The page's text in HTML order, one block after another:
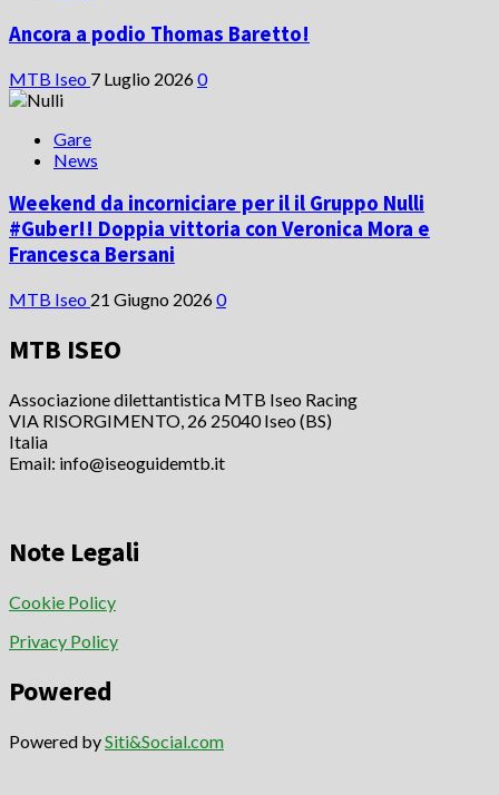
Ancora a podio Thomas Baretto!
MTB Iseo 7 Luglio 20260
Gare
News
Weekend da incorniciare per il il Gruppo Nulli
#Guber!! Doppia vittoria con Veronica Mora e
Francesca Bersani
MTB Iseo 21 Giugno 20260
MTB ISEO
Associazione dilettantistica MTB Iseo Racing
VIA RISORGIMENTO, 26 25040 Iseo (BS)
Italia
Email: info@iseoguidemtb.it
Note Legali
Cookie Policy
Privacy Policy
Powered
Powered bySiti&Social.com